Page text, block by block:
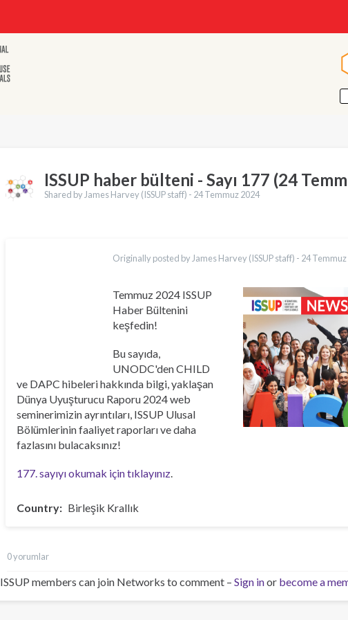
ISSUP haber bülteni - Sayı 177 (24
Shared by James Harvey (ISSUP staff) - 24 Temmuz 2024
Originally posted by James Harvey (ISSUP staff) - 24
Temmuz 2024 ISSUP
Haber Bültenini
keşfedin!
Bu sayıda,
UNODC'den CHILD
ve DAPC hibeleri hakkında bilgi, yaklaşan
Dünya Uyuşturucu Raporu 2024 web
seminerimizin ayrıntıları, ISSUP Ulusal
Bölümlerinin faaliyet raporları ve daha
fazlasını bulacaksınız!
177. sayıyı okumak için tıklayınız.
Country Birleşik Krallık
0 yorumlar
ISSUP members can join Networks to comment – Sign inor become a